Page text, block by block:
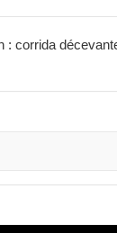
: corrida